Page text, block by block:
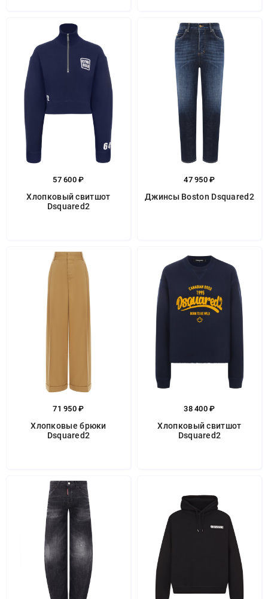
57 600 ₽
Хлопковый свитшот
Dsquared2
47 950 ₽
Джинсы Boston Dsquared2
71 950 ₽
Хлопковые брюки
Dsquared2
38 400 ₽
Хлопковый свитшот
Dsquared2